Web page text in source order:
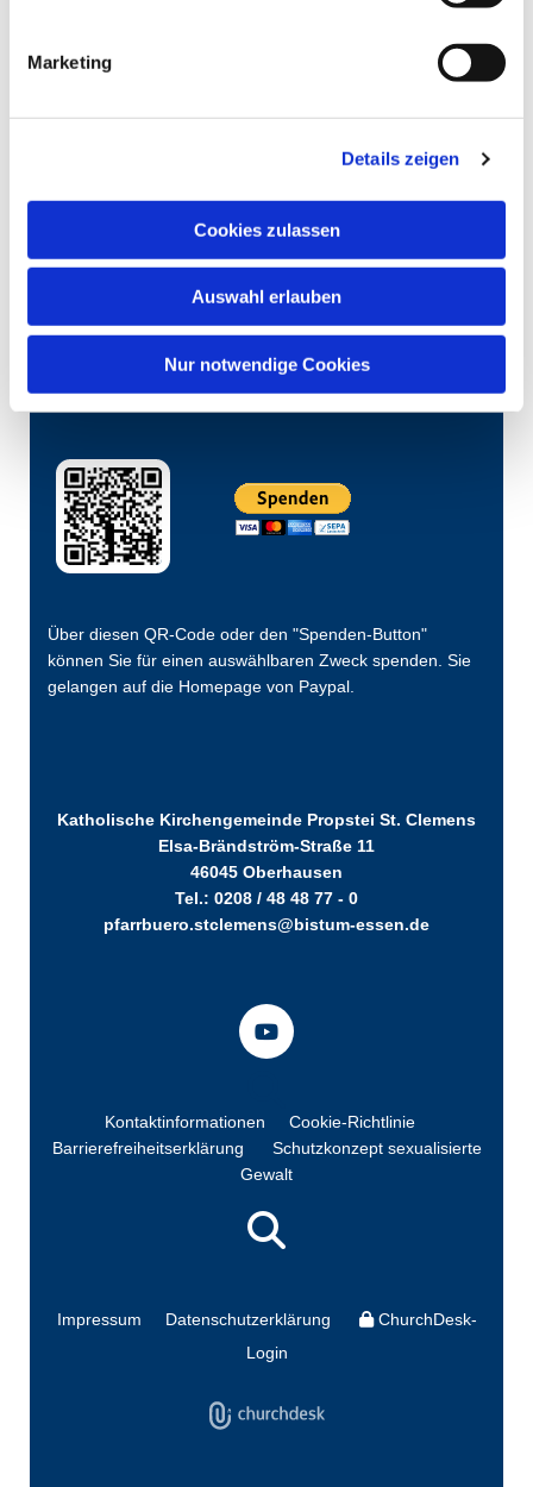
Marketing
Details zeigen
Cookies zulassen
Auswahl erlauben
Nur notwendige Cookies
Über diesen QR-Code oder den "Spenden-Button"
können Sie für einen auswählbaren Zweck spenden. Sie
gelangen auf die Homepage von Paypal.
Katholische Kirchengemeinde Propstei St. Clemens
Elsa-Brändström-Straße 11
46045 Oberhausen
Tel.: 0208 / 48 48 77 - 0
pfarrbuero.stclemens@bistum-essen.de
Kontaktinformationen
Cookie-Richtlinie
Barrierefreiheitserklärung
Schutzkonzept sexualisierte
Gewalt
Impressum Datenschutzerklärung
ChurchDesk-
Login